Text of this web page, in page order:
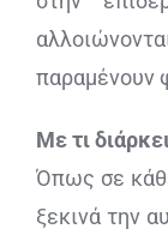
παραμένουν
Με τι
Όπως σε
ξεκινά την